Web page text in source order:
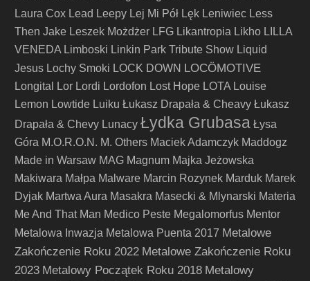
Laura Cox Lead Leepy Lej Mi Pół Lęk Leniwiec Less
Then Jake Leszek Możdżer LFG Likantropia Likho LILLA
VENEDA Limboski Linkin Park Tribute Show Liquid
Jesus Lochy Smoki LOCK DOWN LOCÖMOTIVE
Longital Lor Lordi Lordofon Lost Hope LOTA Louise
Lemon Lowtide Luiku Łukasz Drapała & Cheavy Łukasz
Drapała & Chevy Lunacy Łydka Grubasa Łysa
Góra M.O.R.O.N. M. Others Maciek Adamczyk Maddogz
Made in Warsaw MAG Magnum Majka Jeżowska
Makiwara Małpa Malware Marcin Rozynek Marduk Marek
Dyjak Martwa Aura Masakra Masecki & Mlynarski Materia
Me And That Man Medico Peste Megalomorfus Mentor
Metalowa Inwazja Metalowa Puenta 2017 Metalowe
Zakończenie Roku 2022 Metalowe Zakończenie Roku
2023 Metalowy Początek Roku 2018 Metalowy